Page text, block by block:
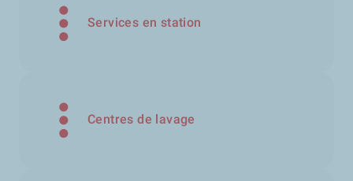
Services en station
Centres de lavage